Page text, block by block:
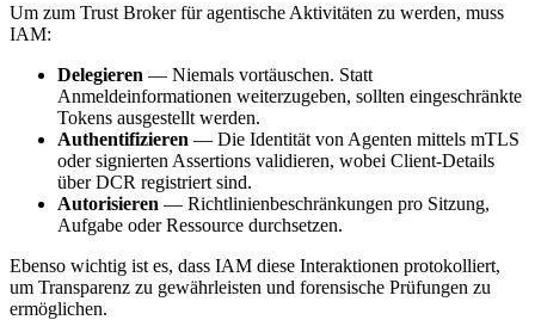
Um zum Trust Broker für agentische Aktivitäten zu werden, muss
IAM:
Delegieren — Niemals vortäuschen. Statt
Anmeldeinformationen weiterzugeben, sollten eingeschränkte
Tokens ausgestellt werden.
Authentifizieren — Die Identität von Agenten mittels mTLS
oder signierten Assertions validieren, wobei Client-Details
über DCR registriert sind.
Autorisieren — Richtlinienbeschränkungen pro Sitzung,
Aufgabe oder Ressource durchsetzen.
Ebenso wichtig ist es, dass IAM diese Interaktionen protokolliert,
um Transparenz zu gewährleisten und forensische Prüfungen zu
ermöglichen.